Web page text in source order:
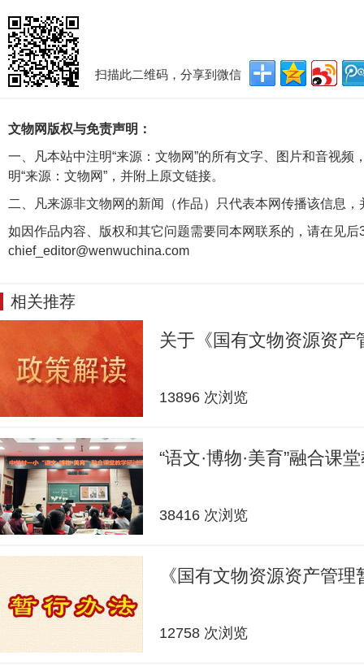
扫描此二维码，分享到微信
文物网版权与免责声明：
一、凡本站中注明“来源：文物网”的所有文字、图片和音视
明“来源：文物网”，并附上原文链接。
二、凡来源非文物网的新闻（作品）只代表本网传播该信息
如因作品内容、版权和其它问题需要同本网联系的，请在见后
chief_editor@wenwuchina.com
相关推荐
关于《国有文物资源资
13896 次浏览
“语文·博物·美育”融合课
38416 次浏览
《国有文物资源资产管
12758 次浏览